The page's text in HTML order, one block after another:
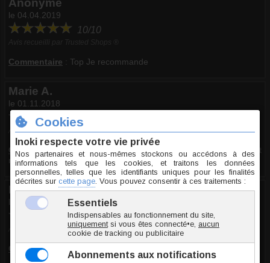
Anonyme
le 04.04.2019
10/10
Commentaire : Top Je recommande
Marie A.
le 01.11.2018
10/10
Avis recueilli par Inoki ®
Commentaire
Rien à redire je reste fidèle à Inoki concernant
mes piercing
Philippe L.
le 17.05.2018
6/10
Avis recueilli par Inoki ®
Commentaire